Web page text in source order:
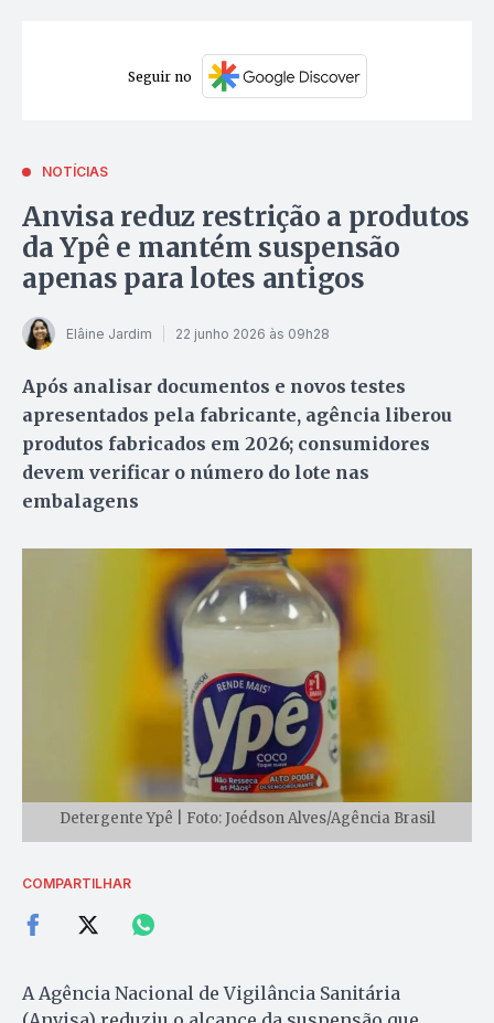
Seguir no
NOTÍCIAS
Anvisa reduz restrição a produtos
da Ypê e mantém suspensão
apenas para lotes antigos
Elâine Jardim 22 junho 2026 às 09h28
Após analisar documentos e novos testes
apresentados pela fabricante, agência liberou
produtos fabricados em 2026; consumidores
devem verificar o número do lote nas
embalagens
Detergente Ypê | Foto: Joédson Alves/Agência Brasil
COMPARTILHAR
A Agência Nacional de Vigilância Sanitária